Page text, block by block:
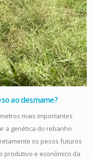
ao desmame?
mais importantes
a genética do rebanho
os pesos futuros
produtivo e econômico da